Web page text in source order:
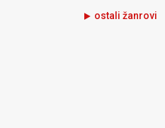
ostali žanrovi